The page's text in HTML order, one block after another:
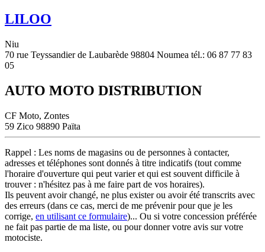
LILOO
Niu
70 rue Teyssandier de Laubarède 98804 Noumea tél.: 06 87 77 83
05
AUTO MOTO DISTRIBUTION
CF Moto, Zontes
59 Zico 98890 Païta
Rappel : Les noms de magasins ou de personnes à contacter,
adresses et téléphones sont donnés à titre indicatifs (tout comme
l'horaire d'ouverture qui peut varier et qui est souvent difficile à
trouver : n'hésitez pas à me faire part de vos horaires).
Ils peuvent avoir changé, ne plus exister ou avoir été transcrits avec
des erreurs (dans ce cas, merci de me prévenir pour que je les
corrige, en utilisant ce formulaire)... Ou si votre concession préférée
ne fait pas partie de ma liste, ou pour donner votre avis sur votre
motociste.